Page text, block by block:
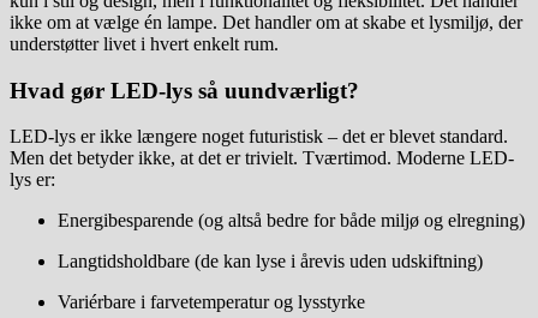
ikke om at vælge én lampe. Det handler om at skabe et lysmiljø, der
understøtter livet i hvert enkelt rum.
Hvad gør LED-lys så uundværligt?
LED-lys er ikke længere noget futuristisk – det er blevet standard.
Men det betyder ikke, at det er trivielt. Tværtimod. Moderne LED-
lys er:
Energibesparende (og altså bedre for både miljø og elregning)
Langtidsholdbare (de kan lyse i årevis uden udskiftning)
Variérbare i farvetemperatur og lysstyrke